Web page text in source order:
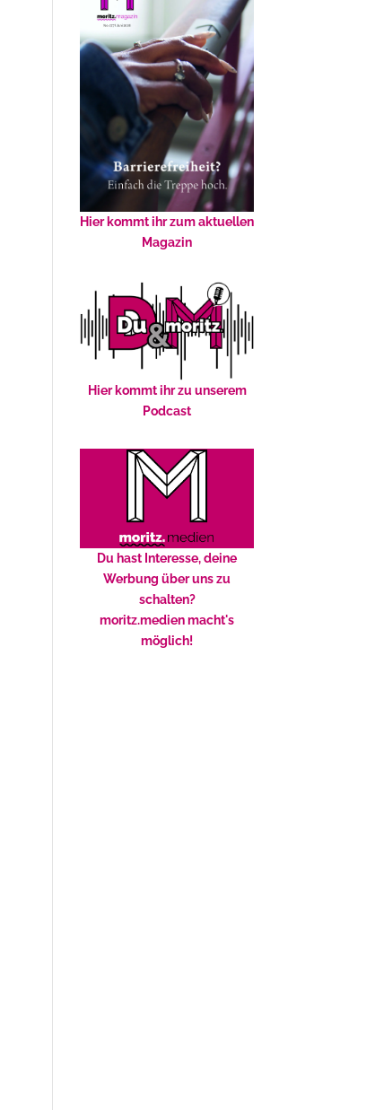
Hier kommt ihr zum aktuellen
Magazin
Hier kommt ihr zu unserem
Podcast
Du hast Interesse, deine
Werbung über uns zu
schalten?
moritz.medien macht's
möglich!